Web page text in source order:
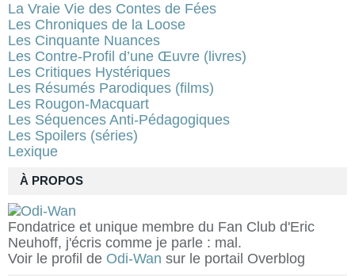
À PROPOS
Fondatrice et unique membre du Fan Club d'Eric
Neuhoff, j'écris comme je parle : mal.
Voir le profil de Odi-Wan sur le portail Overblog
La Vraie Vie des Contes de Fées
Les Chroniques de la Loose
Les Cinquante Nuances
Les Contre-Profil d’une Œuvre (livres)
Les Critiques Hystériques
Les Résumés Parodiques (films)
Les Rougon-Macquart
Les Séquences Anti-Pédagogiques
Les Spoilers (séries)
Lexique